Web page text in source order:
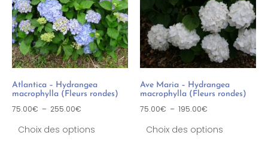
Atlantica – Hydrangea
macrophylla (Fleurs rondes)
75.00€ – 255.00€
Choix des options
Ave Maria – Hydrangea
macrophylla (Fleurs rondes)
75.00€ – 195.00€
Choix des options